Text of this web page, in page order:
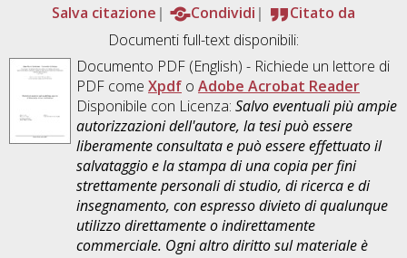
Salva citazione
Condividi
Citato da
Documenti full-text disponibili:
Documento PDF(English) - Richiede un lettore di
PDF come Xpdfo Adobe Acrobat Reader
Disponibile con Licenza: Salvo eventuali più ampie
autorizzazioni dell'autore, la tesi può essere
liberamente consultata e può essere effettuato il
salvataggio e la stampa di una copia per fini
strettamente personali di studio, di ricerca e di
insegnamento, con espresso divieto di qualunque
utilizzo direttamente o indirettamente
commerciale. Ogni altro diritto sul materiale è